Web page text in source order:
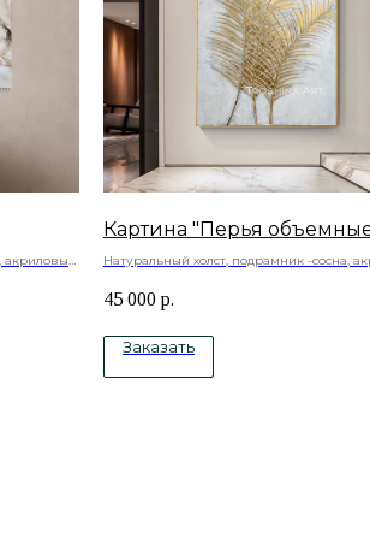
акриловые
Картина "Перья
Натуральный холст, подрамник -сосна,
акриловый лак
45 000 р.
Заказать